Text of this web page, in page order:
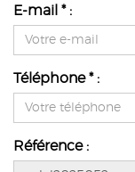
E-mail * :
Téléphone * :
Référence :